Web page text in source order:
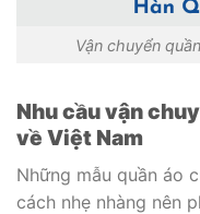
Vận chuyển
Nhu cầu vận
về Việt Nam
Những mẫu quần áo
cách nhẹ nhàng nên